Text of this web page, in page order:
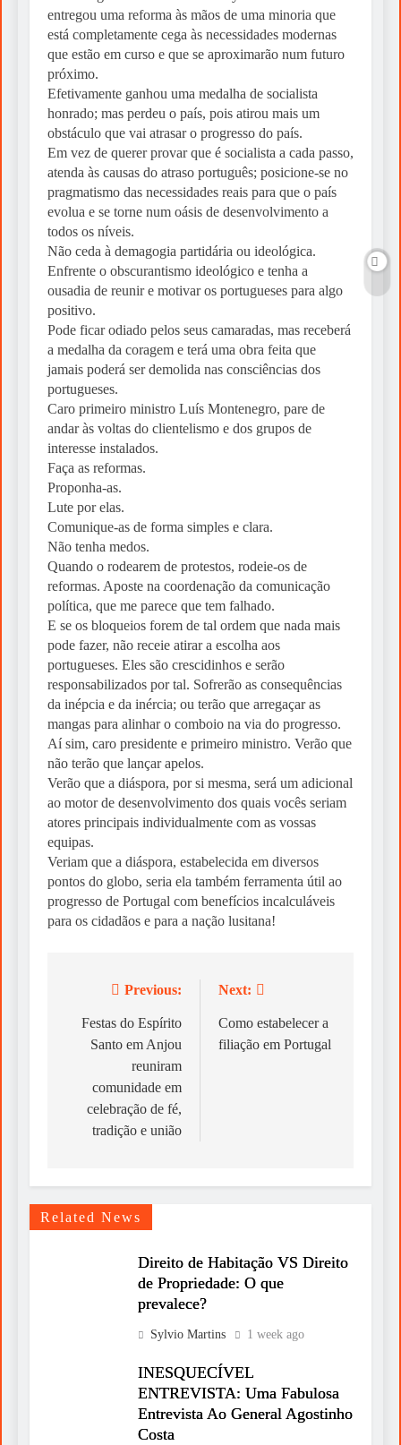
entregou uma reforma às mãos de uma minoria que
está completamente cega às necessidades modernas
que estão em curso e que se aproximarão num futuro
próximo.
Efetivamente ganhou uma medalha de socialista
honrado; mas perdeu o país, pois atirou mais um
obstáculo que vai atrasar o progresso do país.
Em vez de querer provar que é socialista a cada passo,
atenda às causas do atraso português; posicione-se no
pragmatismo das necessidades reais para que o país
evolua e se torne num oásis de desenvolvimento a
todos os níveis.
Não ceda à demagogia partidária ou ideológica.
Enfrente o obscurantismo ideológico e tenha a
ousadia de reunir e motivar os portugueses para algo
positivo.
Pode ficar odiado pelos seus camaradas, mas receberá
a medalha da coragem e terá uma obra feita que
jamais poderá ser demolida nas consciências dos
portugueses.
Caro primeiro ministro Luís Montenegro, pare de
andar às voltas do clientelismo e dos grupos de
interesse instalados.
Faça as reformas.
Proponha-as.
Lute por elas.
Comunique-as de forma simples e clara.
Não tenha medos.
Quando o rodearem de protestos, rodeie-os de
reformas. Aposte na coordenação da comunicação
política, que me parece que tem falhado.
E se os bloqueios forem de tal ordem que nada mais
pode fazer, não receie atirar a escolha aos
portugueses. Eles são crescidinhos e serão
responsabilizados por tal. Sofrerão as consequências
da inépcia e da inércia; ou terão que arregaçar as
mangas para alinhar o comboio na via do progresso.
Aí sim, caro presidente e primeiro ministro. Verão que
não terão que lançar apelos.
Verão que a diáspora, por si mesma, será um adicional
ao motor de desenvolvimento dos quais vocês seriam
atores principais individualmente com as vossas
equipas.
Veriam que a diáspora, estabelecida em diversos
pontos do globo, seria ela também ferramenta útil ao
progresso de Portugal com benefícios incalculáveis
para os cidadãos e para a nação lusitana!
navigation
Previous:
Festas do Espírito
Santo em Anjou
reuniram
comunidade em
celebração de fé,
tradição e união
Next:
Como estabelecer a
filiação em Portugal
Related News
Direito de Habitação VS Direito
de Propriedade: O que
prevalece?
Sylvio Martins 1 week ago
INESQUECÍVEL
ENTREVISTA: Uma Fabulosa
Entrevista Ao General Agostinho
Costa